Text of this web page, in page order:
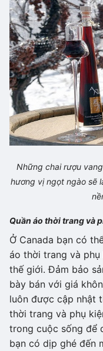
Những chai rượu
hương vị ngọt ngào sẽ
Quần áo thời trang và
Ở Canada bạn có
áo thời trang và
thế giới. Đảm bảo
bày bán với giá
luôn được cập nhật
thời trang và phụ
trong cuộc sống để
bạn có dịp ghé đến